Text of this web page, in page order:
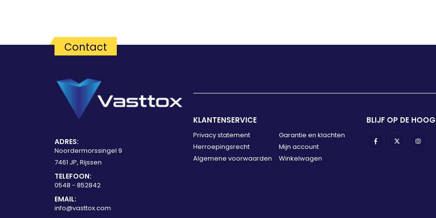
Contact
ADRES:
Noordermorssingel 9
7461 JP, Rijssen
TELEFOON:
0548 - 852842
EMAIL:
info@vasttox.com
KLANTENSERVICE
Privacy statement
Herroepingsrecht
Algemene voorwaarden
Garantie en klachten
Mijn account
Winkelwagen
BLIJF OP DE